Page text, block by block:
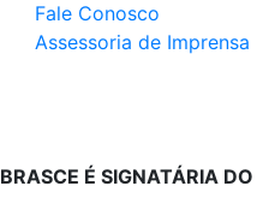
Fale Conosco
Assessoria de Imprensa
É SIGNATÁRIA DO